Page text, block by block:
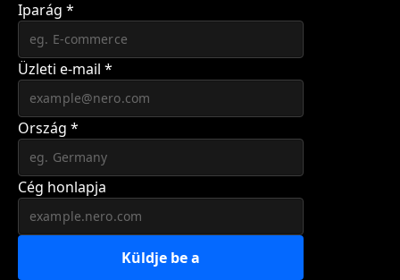
Iparág *
Üzleti e-mail *
Ország *
Cég honlapja
Küldje be a